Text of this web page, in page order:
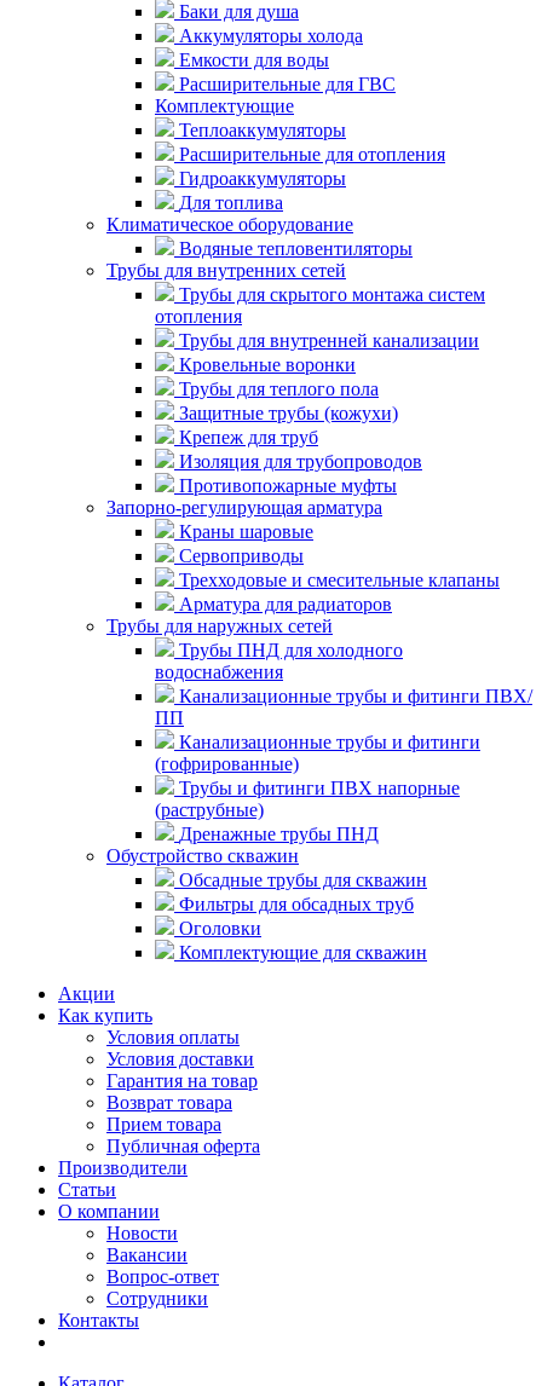
Баки для душа
Аккумуляторы холода
Емкости для воды
Расширительные для ГВС
Комплектующие
Теплоаккумуляторы
Расширительные для отопления
Гидроаккумуляторы
Для топлива
Климатическое оборудование
Водяные тепловентиляторы
Трубы для внутренних сетей
Трубы для скрытого монтажа систем
отопления
Трубы для внутренней канализации
Кровельные воронки
Трубы для теплого пола
Защитные трубы (кожухи)
Крепеж для труб
Изоляция для трубопроводов
Противопожарные муфты
Запорно-регулирующая арматура
Краны шаровые
Сервоприводы
Трехходовые и смесительные клапаны
Арматура для радиаторов
Трубы для наружных сетей
Трубы ПНД для холодного
водоснабжения
Канализационные трубы и фитинги ПВХ/
ПП
Канализационные трубы и фитинги
(гофрированные)
Трубы и фитинги ПВХ напорные
(раструбные)
Дренажные трубы ПНД
Обустройство скважин
Обсадные трубы для скважин
Фильтры для обсадных труб
Оголовки
Комплектующие для скважин
Акции
Как купить
Условия оплаты
Условия доставки
Гарантия на товар
Возврат товара
Прием товара
Публичная оферта
Производители
Статьи
О компании
Новости
Вакансии
Вопрос-ответ
Сотрудники
Контакты